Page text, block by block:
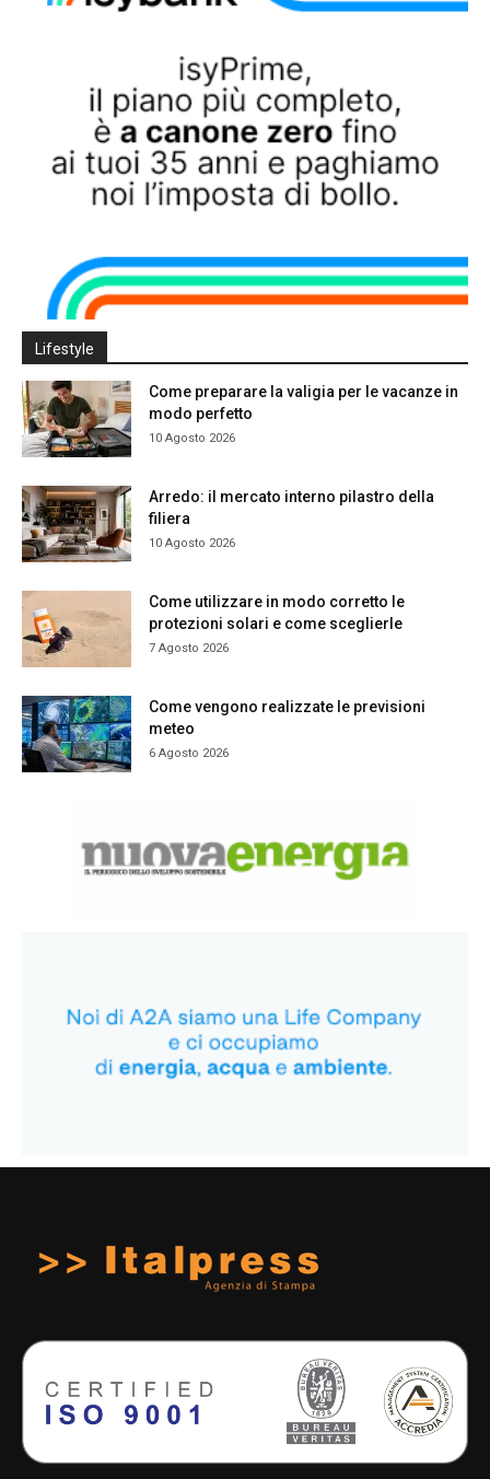
Lifestyle
Come preparare la valigia per le vacanze in
modo perfetto
10 Agosto 2026
Arredo: il mercato interno pilastro della
filiera
10 Agosto 2026
Come utilizzare in modo corretto le
protezioni solari e come sceglierle
7 Agosto 2026
Come vengono realizzate le previsioni
meteo
6 Agosto 2026